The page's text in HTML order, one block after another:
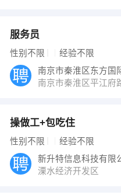
服务员
性别不限 经验不限
南京市秦淮区平江府
操做工+包吃住
性别不限 经验不限
新升特信息科技有限
溧水经济开发区